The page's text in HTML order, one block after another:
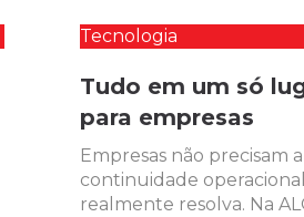
Tecnologia
Tudo em um só
para empresas
Empresas não precisam
continuidade
realmente resolva. Na